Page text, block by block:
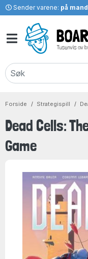
Sender varene: på
Forside Strategispill
Dead Cells:
Game